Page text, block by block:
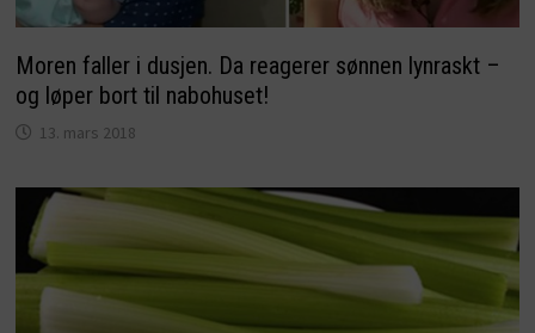
Moren faller i dusjen. Da reagerer sønnen lynraskt –
og løper bort til nabohuset!
13. mars 2018